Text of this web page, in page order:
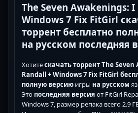
The Seven Awakenings: I
Windows 7 Fix FitGirl
торрент бесплатно
на русском последняя
Хотитескачать торрент The
Randall + Windows 7 Fix FitGirl
полную версию игры на русском
Это последняя версия от FitGirl
Windows 7, размер репака всего 2.9